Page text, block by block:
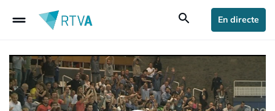
drag_handle search En directe